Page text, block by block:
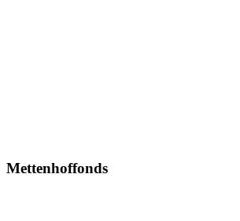
Mettenhoffonds